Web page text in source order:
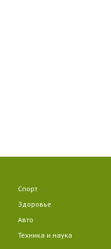
Спорт
Здоровье
Авто
Техника и наука